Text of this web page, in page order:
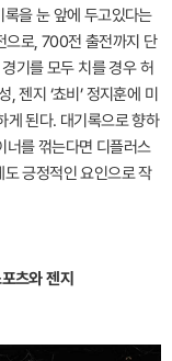
록을 눈 앞에 두고있다는
으로, 700전 출전까지 단
기를 모두 치를 경우 허
, 젠지 ‘쵸비’ 정지훈에 미
된다. 대기록으로 향하
너를 꺾는다면 디플러스
도 긍정적인 요인으로 작
츠와 젠지